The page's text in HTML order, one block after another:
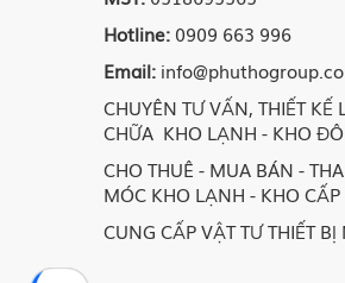
Hotline: 0909 663 996
Email:
CHUYÊN TƯ VẤN, THIẾT KẾ
CHỮA KHO LẠNH - KHO
CHO THUÊ - MUA BÁN -
MÓC KHO LẠNH - KHO
CUNG CẤP VẬT TƯ THIẾT